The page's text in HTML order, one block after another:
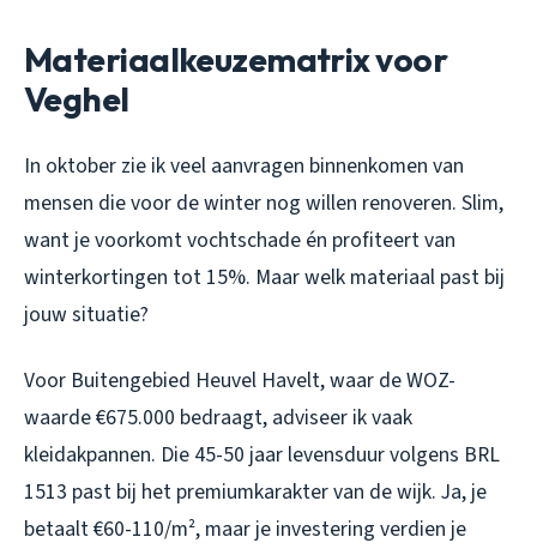
Materiaalkeuzematrix voor
Veghel
In oktober zie ik veel aanvragen binnenkomen van
mensen die voor de winter nog willen renoveren. Slim,
want je voorkomt vochtschade én profiteert van
winterkortingen tot 15%. Maar welk materiaal past bij
jouw situatie?
Voor Buitengebied Heuvel Havelt, waar de WOZ-
waarde €675.000 bedraagt, adviseer ik vaak
kleidakpannen. Die 45-50 jaar levensduur volgens BRL
1513 past bij het premiumkarakter van de wijk. Ja, je
betaalt €60-110/m², maar je investering verdien je